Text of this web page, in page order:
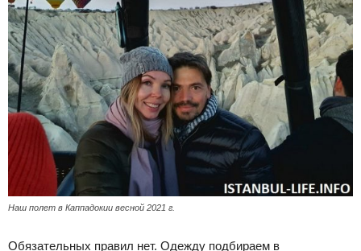
Наш полет в Каппадокии весной 2021 г.
Обязательных правил нет. Одежду подбираем в